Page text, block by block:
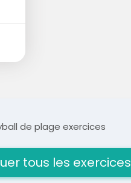
de plage exercices
tous les exercices